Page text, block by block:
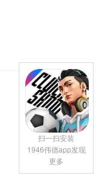
扫一扫安装
1946伟德app发现
更多